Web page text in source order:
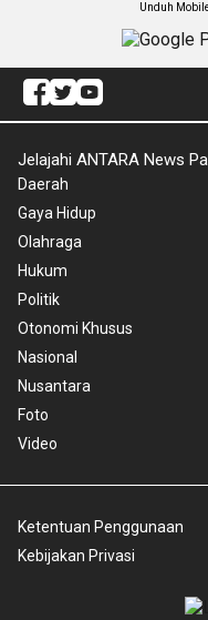
Unduh
Jelajahi ANTARA News
Daerah
Gaya Hidup
Olahraga
Hukum
Politik
Otonomi Khusus
Nasional
Nusantara
Foto
Video
Ketentuan Penggunaan
Kebijakan Privasi